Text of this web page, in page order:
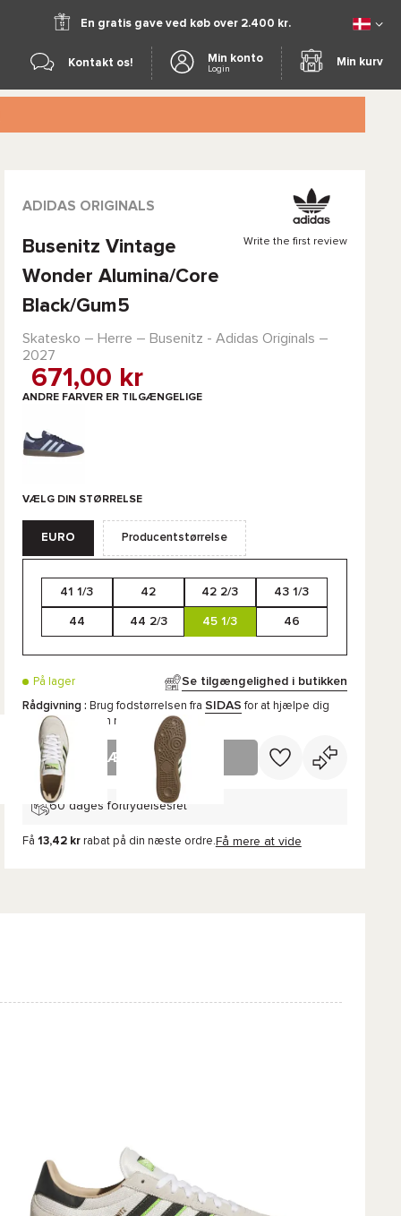
En gratis gave ved køb over 2.400 kr.
Kontakt os! Min konto
Login
Min kurv
ADIDAS ORIGINALS
Busenitz Vintage
Wonder Alumina/Core
Black/Gum5
Write the first review
Skatesko – Herre – Busenitz - Adidas Originals –
2027
671,00 kr
ANDRE FARVER ER TILGÆNGELIGE
VÆLG DIN STØRRELSE
EURO Producentstørrelse
41 1/3 42 42 2/3 43 1/3
44 44 2/3 45 1/3 46
På lager Se tilgængelighed i butikken
Rådgivning : Brug fodstørrelsen fra SIDAS for at hjælpe dig
med at finde den rigtige størrelse
LÆG I KURV
60 dages fortrydelsesret
Få 13,42 kr rabat på din næste ordre.Få mere at vide